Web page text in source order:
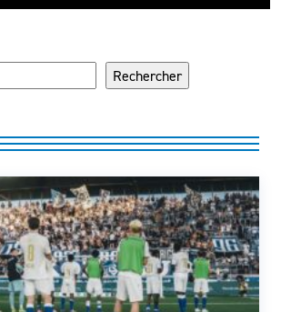
Rechercher